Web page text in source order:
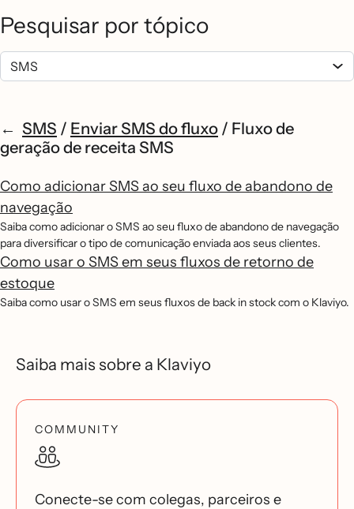
Pesquisar por tópico
SMS / Enviar SMS do fluxo / Fluxo de
geração de receita SMS
Como adicionar SMS ao seu fluxo de abandono de
navegação
Saiba como adicionar o SMS ao seu fluxo de abandono de navegação
para diversificar o tipo de comunicação enviada aos seus clientes.
Como usar o SMS em seus fluxos de retorno de
estoque
Saiba como usar o SMS em seus fluxos de back in stock com o Klaviyo.
Saiba mais sobre a Klaviyo
COMMUNITY
Conecte-se com colegas, parceiros e